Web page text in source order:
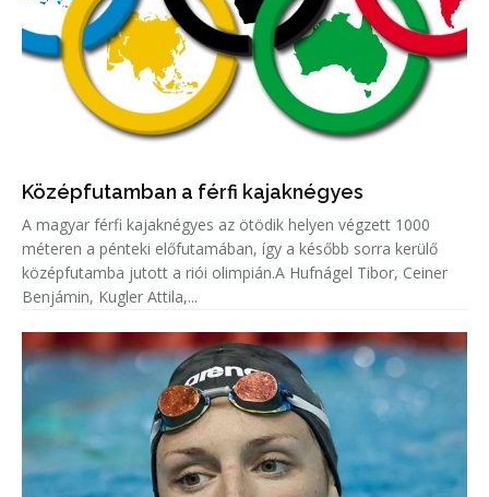
Középfutamban a férfi kajaknégyes
A magyar férfi kajaknégyes az ötödik helyen végzett 1000
méteren a pénteki előfutamában, így a később sorra kerülő
középfutamba jutott a riói olimpián.A Hufnágel Tibor, Ceiner
Benjámin, Kugler Attila,...